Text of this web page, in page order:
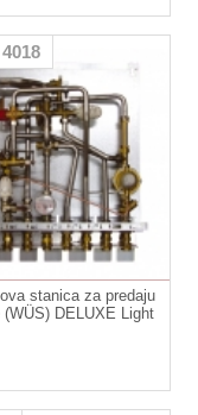
stanica za predaju
(WÜS) DELUXE Light